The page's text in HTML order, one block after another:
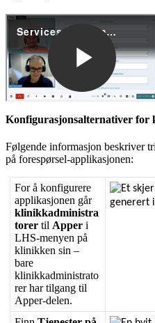
Konfigurasjonsalternativer for
Følgende informasjon beskriver
på forespørsel-applikasjonen:
For å konfigurere
applikasjonen går
klinikkadministra
torer til Apper i
LHS-menyen på
klinikken sin –
bare
klinikkadministrato
rer har tilgang til
Apper-delen.